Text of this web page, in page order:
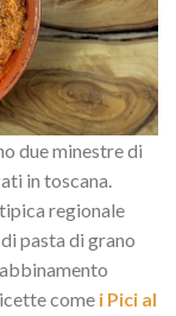
due minestre di
in toscana.
regionale
pasta di grano
come i Pici al